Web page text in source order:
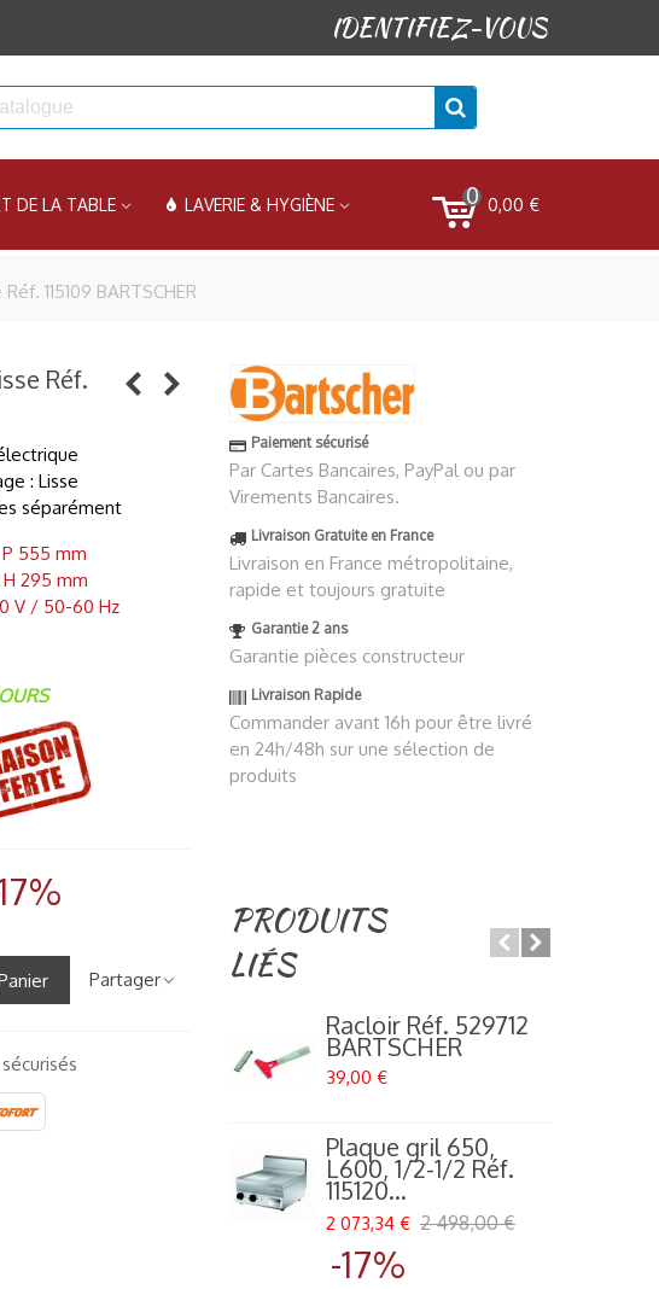
IDENTIFIEZ-VOUS
DE LA TABLE LAVERIE & HYGIÈNE 0 0,00 €
115109 BARTSCHER
Réf.
: Lisse
séparément
555 mm
295 mm
V / 50-60 Hz
Partager
Paiement sécurisé
Par Cartes Bancaires, PayPal ou par
Virements Bancaires.
Livraison Gratuite en France
Livraison en France métropolitaine,
rapide et toujours gratuite
Garantie 2 ans
Garantie pièces constructeur
Livraison Rapide
Commander avant 16h pour être livré
en 24h/48h sur une sélection de
produits
PRODUITS
LIÉS
Racloir Réf. 529712
BARTSCHER
39,00 €
Plaque gril 650,
L600, 1/2-1/2 Réf.
115120...
2 073,34 € 2 498,00 €
-17%